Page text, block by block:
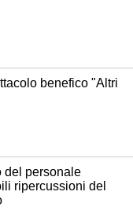
benefico "Altri
del personale
ripercussioni del